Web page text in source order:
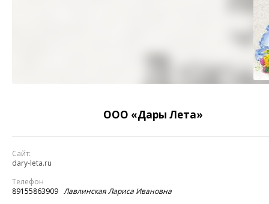
ООО «Дары Лета»
Сайт:
dary-leta.ru
Телефон
89155863909 Лавлинская Лариса Ивановна